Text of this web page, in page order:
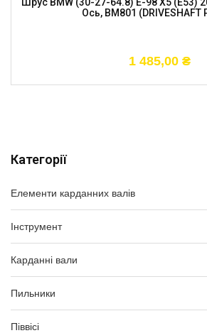
Категорії
Елементи карданних валів
Інструмент
Карданні вали
Пильники
Піввісі
Ось, BM801 (DRIVESHAFT
1 485,00 ₴